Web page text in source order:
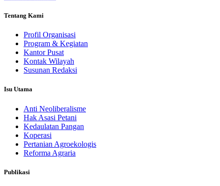
Tentang Kami
Profil Organisasi
Program & Kegiatan
Kantor Pusat
Kontak Wilayah
Susunan Redaksi
Isu Utama
Anti Neoliberalisme
Hak Asasi Petani
Kedaulatan Pangan
Koperasi
Pertanian Agroekologis
Reforma Agraria
Publikasi